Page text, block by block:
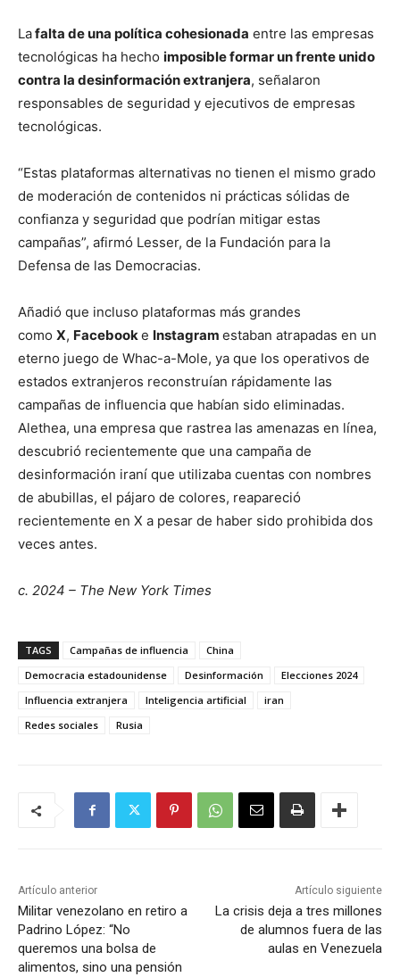
Lafalta de una política cohesionada entre las empresas
tecnológicas ha hecho imposible formar un frente unido
contra la desinformación extranjera, señalaron
responsables de seguridad y ejecutivos de empresas
tecnológicas.
“Estas plataformas alternativas no tienen el mismo grado
de moderación de contenidos ni prácticas sólidas de
confianza y seguridad que podrían mitigar estas
campañas”, afirmó Lesser, de la Fundación para la
Defensa de las Democracias.
Añadió que incluso plataformas más grandes
como X, Facebooke Instagram estaban atrapadas en un
eterno juego de Whac-a-Mole, ya que los operativos de
estados extranjeros reconstruían rápidamente las
campañas de influencia que habían sido eliminadas.
Alethea, una empresa que rastrea las amenazas en línea,
descubrió recientemente que una campaña de
desinformación iraní que utilizaba cuentas con nombres
de abubillas, el pájaro de colores, reapareció
recientemente en X a pesar de haber sido prohibida dos
veces antes.
c. 2024 – The New York Times
TAGS Campañas de influencia
China
Democracia estadounidense
Desinformación
Elecciones 2024
Influencia extranjera
Inteligencia artificial
iran
Redes sociales
Rusia
Artículo anterior
Militar venezolano en retiro a
Padrino López: “No
queremos una bolsa de
alimentos, sino una pensión
Artículo siguiente
La crisis deja a tres millones
de alumnos fuera de las
aulas en Venezuela